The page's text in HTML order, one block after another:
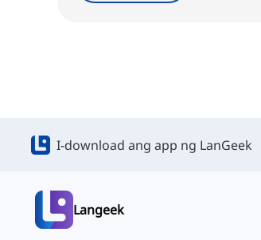
I-download ang app ng LanGeek
Langeek